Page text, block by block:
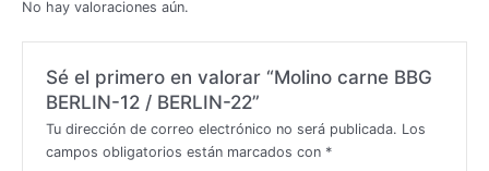
No hay valoraciones aún.
Sé el primero en valorar “Molino carne BBG
BERLIN-12 / BERLIN-22”
Tu dirección de correo electrónico no será publicada. Los
campos obligatorios están marcados con *